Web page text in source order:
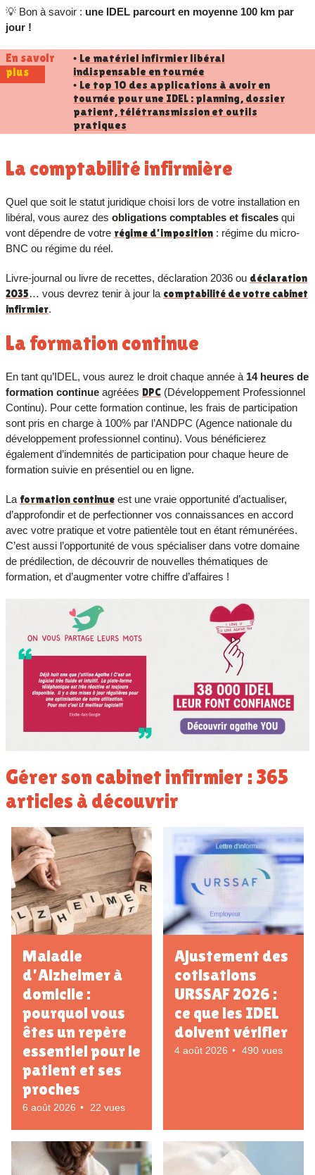
💡 Bon à savoir : une IDEL parcourt en moyenne 100 km par
jour !
En savoir
plus
• Le matériel infirmier libéral
indispensable en tournée
• Le top 10 des applications à avoir en
tournée pour une IDEL : planning, dossier
patient, télétransmission et outils
pratiques
La comptabilité infirmière
Quel que soit le statut juridique choisi lors de votre installation en
libéral, vous aurez des obligations comptables et fiscales qui
vont dépendre de votre régime d’imposition : régime du micro-
BNC ou régime du réel.
Livre-journal ou livre de recettes, déclaration 2036 ou déclaration
2035… vous devrez tenir à jour la comptabilité de votre cabinet
infirmier.
La formation continue
En tant qu’IDEL, vous aurez le droit chaque année à 14 heures de
formation continue agréées DPC (Développement Professionnel
Continu). Pour cette formation continue, les frais de participation
sont pris en charge à 100% par l’ANDPC (Agence nationale du
développement professionnel continu). Vous bénéficierez
également d’indemnités de participation pour chaque heure de
formation suivie en présentiel ou en ligne.
La formation continue est une vraie opportunité d’actualiser,
d’approfondir et de perfectionner vos connaissances en accord
avec votre pratique et votre patientèle tout en étant rémunérées.
C’est aussi l’opportunité de vous spécialiser dans votre domaine
de prédilection, de découvrir de nouvelles thématiques de
formation, et d’augmenter votre chiffre d’affaires !
Gérer son cabinet infirmier : 365
articles à découvrir
Maladie
d’Alzheimer à
domicile :
pourquoi vous
êtes un repère
essentiel pour le
patient et ses
proches
6 août 2026 22 vues
Ajustement des
cotisations
URSSAF 2026 :
ce que les IDEL
doivent vérifier
4 août 2026 490 vues